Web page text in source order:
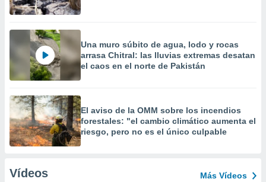
Una muro súbito de agua, lodo y rocas
arrasa Chitral: las lluvias extremas desatan
el caos en el norte de Pakistán
El aviso de la OMM sobre los incendios
forestales: "el cambio climático aumenta el
riesgo, pero no es el único culpable
Vídeos Más Vídeos